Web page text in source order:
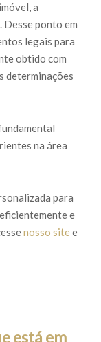
a
Desse ponto em
legais para
obtido com
determinações
na área
para
e
nosso sitee
está em